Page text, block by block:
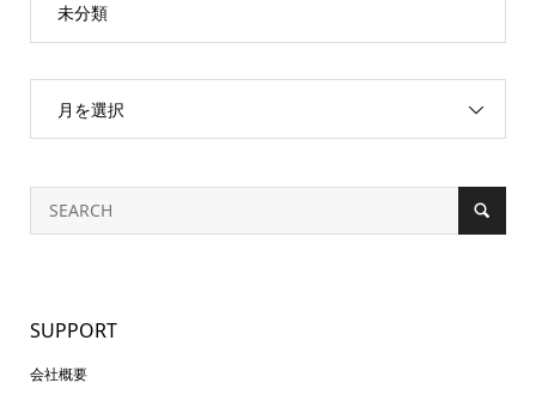
未分類
月を選択
SUPPORT
会社概要